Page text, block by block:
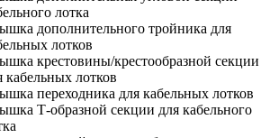
лотка
дополнительного тройника для
лотков
крестовины/крестообразной секции
кабельных лотков
переходника для кабельных лотков
Т-образной секции для кабельного